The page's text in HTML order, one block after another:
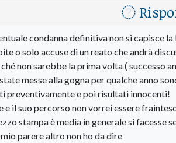
condanna definitiva non si capisce la
o solo accuse di un reato che andrà
non sarebbe la prima volta ( successo
messe alla gogna per qualche anno
preventivamente e poi risultati innocenti!
il suo percorso non vorrei essere
stampa è media in generale si facesse
parere altro non ho da dire